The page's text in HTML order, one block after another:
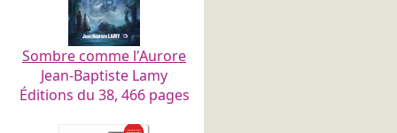
Sombre comme l'Aurore
Jean-Baptiste Lamy
Éditions du 38, 466 pages